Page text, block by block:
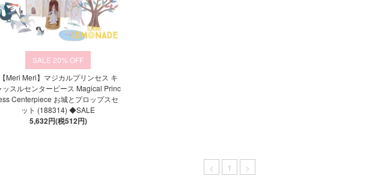
20%
【Meri Meri】マジカルプリンセス キ
ッスルセンターピース Magical Princ
Centerpiece お城とプロップスセ
ット (188314) ◆SALE
5,632円(税512円)
< 1 >